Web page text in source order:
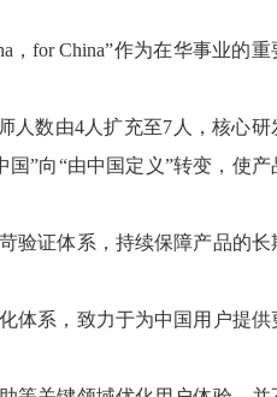
，for China”作为在华事业的重
人数由4人扩充至7人，核心研
”向“由中国定义”转变，使产
验证体系，持续保障产品的长
体系，致力于为中国用户提供